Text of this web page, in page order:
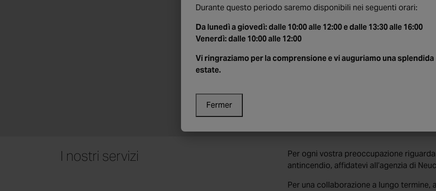
08:00 – 12:00
13h30 – 16h00
Per qualsiasi richiesta, vi invitiamo a
Per qualsiasi visita presso la nostra
La vostra opinione è importante!
I nostri servizi
Per ogni vostra preoccupazione
antincendio, affidatevi all’agenzia di
Per una collaborazione a lungo
Durante questo periodo saremo disponibili nei seguenti orari:
Da lunedì a giovedì: dalle 10:00 alle 12:00 e dalle 13:30 alle 16:00
Venerdì:dalle 10:00 alle 12:00
Vi ringraziamo per la comprensione e vi auguriamo una splendida
estate.
Fermer